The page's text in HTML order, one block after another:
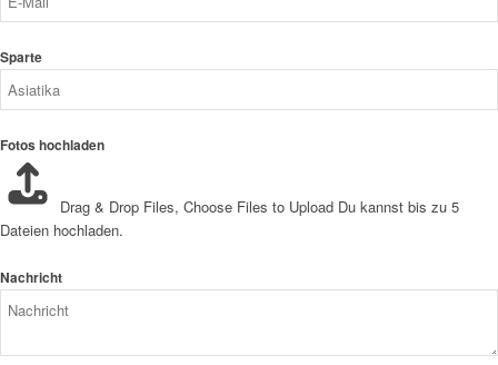
Sparte
Fotos hochladen
Drag & Drop Files, Choose Files to Upload Du kannst bis zu 5
Dateien hochladen.
Nachricht